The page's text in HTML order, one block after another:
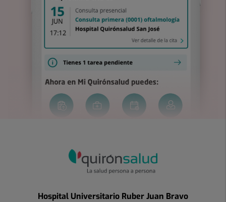
Hospital Universitario Ruber Juan Bravo